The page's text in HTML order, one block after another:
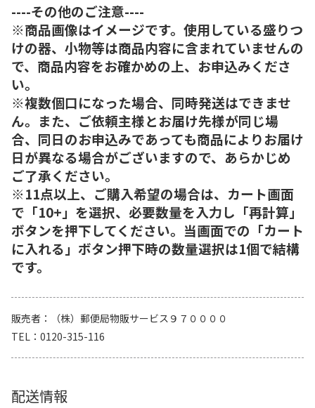
----その他のご注意----
※商品画像はイメージです。使用している盛りつ
けの器、小物等は商品内容に含まれていませんの
で、商品内容をお確かめの上、お申込みくださ
い。
※複数個口になった場合、同時発送はできませ
ん。また、ご依頼主様とお届け先様が同じ場
合、同日のお申込みであっても商品によりお届け
日が異なる場合がございますので、あらかじめ
ご了承ください。
※11点以上、ご購入希望の場合は、カート画面
で「10+」を選択、必要数量を入力し「再計算」
ボタンを押下してください。当画面での「カート
に入れる」ボタン押下時の数量選択は1個で結構
です。
販売者
（株）郵便局物販サービス９７００００
TEL
0120-315-116
配送情報